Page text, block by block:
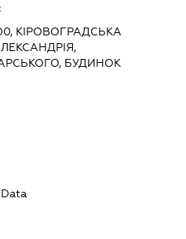
КІРОВОГРАДСЬКА
БУДИНОК